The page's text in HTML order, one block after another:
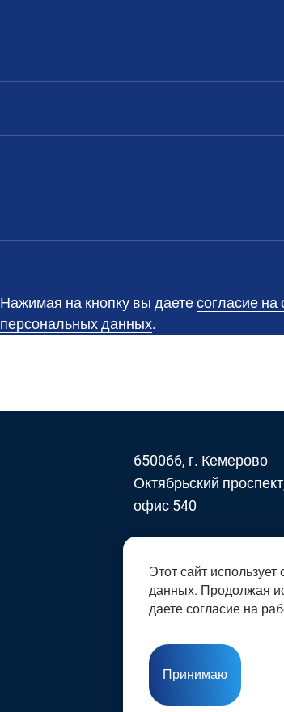
Нажимая на кнопку вы даетесогласие на
персональных данных.
650066, г. Кемерово
Октябрьский
офис 540
Этот сайт
данных. Продолжая
даете согласие на
Принимаю